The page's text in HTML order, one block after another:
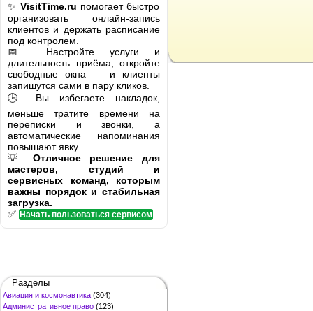
✨ VisitTime.ru помогает быстро
организовать онлайн-запись
клиентов и держать расписание
под контролем.
📅 Настройте услуги и
длительность приёма, откройте
свободные окна — и клиенты
запишутся сами в пару кликов.
🕒 Вы избегаете накладок,
меньше тратите времени на
переписки и звонки, а
автоматические напоминания
повышают явку.
💡 Отличное решение для
мастеров, студий и
сервисных команд, которым
важны порядок и стабильная
загрузка.
✅ Начать пользоваться сервисом
Разделы
Авиация и космонавтика (304)
Административное право (123)